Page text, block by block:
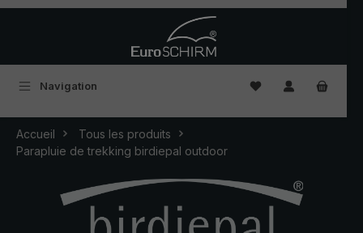
Navigation Vous avez 0
Accueil
Tous les produits
Parapluie de trekking birdiepal outdoor